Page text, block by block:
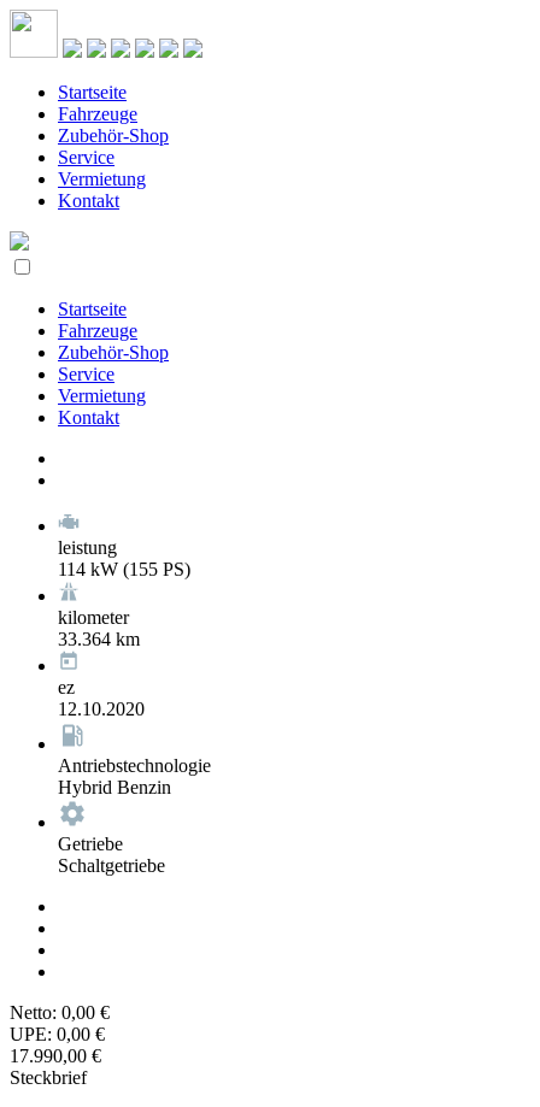
Startseite
Fahrzeuge
Zubehör-Shop
Service
Vermietung
Kontakt
Startseite
Fahrzeuge
Zubehör-Shop
Service
Vermietung
Kontakt
leistung
114 kW (155 PS)
kilometer
33.364 km
ez
12.10.2020
Antriebstechnologie
Hybrid Benzin
Getriebe
Schaltgetriebe
Netto: 0,00 €
UPE: 0,00 €
17.990,00 €
Steckbrief